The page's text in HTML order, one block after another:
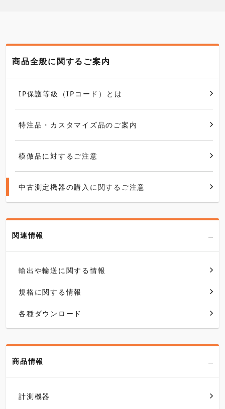
商品全般に関するご案内
IP保護等級（IPコード）とは
特注品・カスタマイズ品のご案内
模倣品に対するご注意
中古測定機器の購入に関するご注意
関連情報
輸出や輸送に関する情報
規格に関する情報
各種ダウンロード
商品情報
計測機器